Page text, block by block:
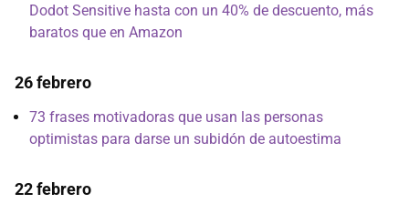
Dodot Sensitive hasta con un 40% de descuento, más
baratos que en Amazon
26 febrero
73 frases motivadoras que usan las personas
optimistas para darse un subidón de autoestima
22 febrero